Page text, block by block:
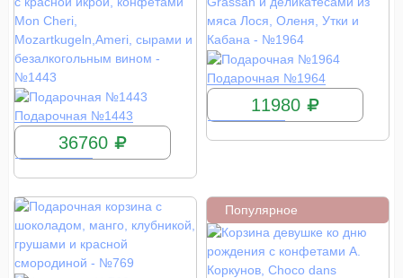
Подарочная №1443
КУПИТЬ
36760
Подарочная №1964
КУПИТЬ
11980
Популярное